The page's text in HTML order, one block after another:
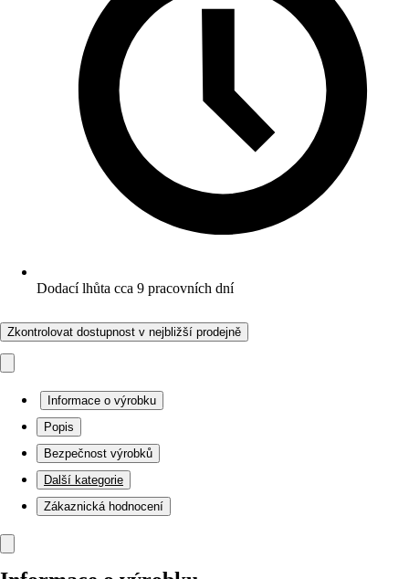
Dodací lhůta cca 9 pracovních dní
Zkontrolovat dostupnost v nejbližší prodejně
Informace o výrobku
Popis
Bezpečnost výrobků
Další kategorie
Zákaznická hodnocení